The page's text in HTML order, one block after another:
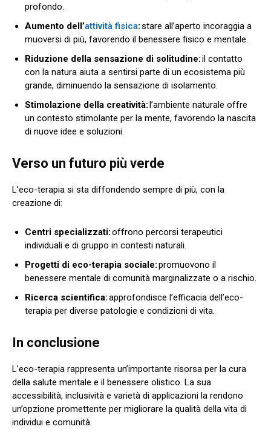
profondo.
Aumento dell’attività fisica:stare all’aperto incoraggia a
muoversi di più, favorendo il benessere fisico e mentale.
Riduzione della sensazione di solitudine:il contatto
con la natura aiuta a sentirsi parte di un ecosistema più
grande, diminuendo la sensazione di isolamento.
Stimolazione della creatività:l’ambiente naturale offre
un contesto stimolante per la mente, favorendo la nascita
di nuove idee e soluzioni.
Verso un futuro più verde
L’eco-terapia si sta diffondendo sempre di più, con la
creazione di:
Centri specializzati:offrono percorsi terapeutici
individuali e di gruppo in contesti naturali.
Progetti di eco-terapia sociale:promuovono il
benessere mentale di comunità marginalizzate o a rischio.
Ricerca scientifica:approfondisce l’efficacia dell’eco-
terapia per diverse patologie e condizioni di vita.
In conclusione
L’eco-terapia rappresenta un’importante risorsa per la cura
della salute mentale e il benessere olistico. La sua
accessibilità, inclusività e varietà di applicazioni la rendono
un’opzione promettente per migliorare la qualità della vita di
individui e comunità.